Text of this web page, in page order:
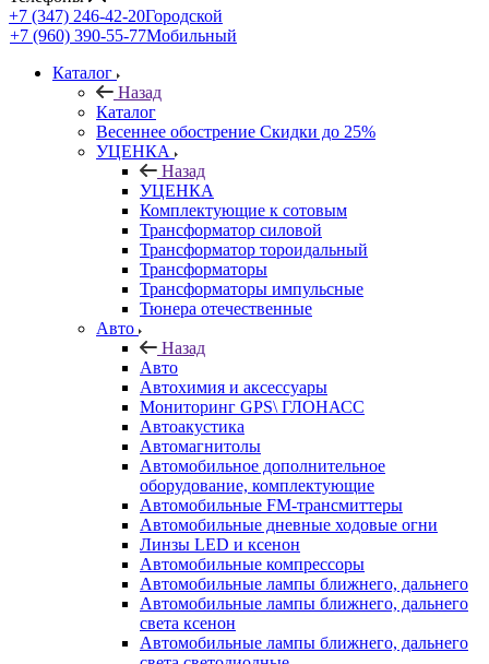
+7 (347) 246-42-20Городской
+7 (960) 390-55-77Мобильный
Каталог
Назад
Каталог
Весеннее обострение Скидки до 25%
УЦЕНКА
Назад
УЦЕНКА
Комплектующие к сотовым
Трансформатор силовой
Трансформатор тороидальный
Трансформаторы
Трансформаторы импульсные
Тюнера отечественные
Авто
Назад
Авто
Автохимия и аксессуары
Мониторинг GPS\ ГЛОНАСС
Автоакустика
Автомагнитолы
Автомобильное дополнительное
оборудование, комплектующие
Автомобильные FM-трансмиттеры
Автомобильные дневные ходовые огни
Линзы LED и ксенон
Автомобильные компрессоры
Автомобильные лампы ближнего, дальнего
Автомобильные лампы ближнего, дальнего
света ксенон
Автомобильные лампы ближнего, дальнего